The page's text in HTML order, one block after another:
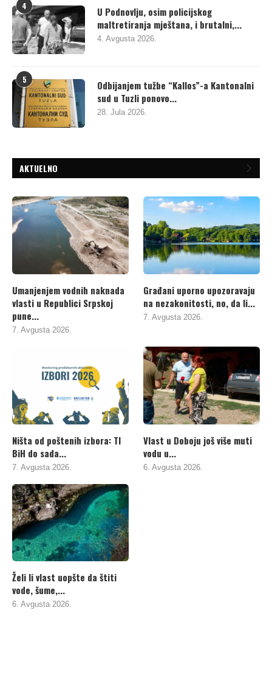
4
U Podnovlju, osim policijskog
maltretiranja mještana, i brutalni,...
4. Avgusta 2026.
5
Odbijanjem tužbe “Kallos”-a Kantonalni
sud u Tuzli ponovo...
28. Jula 2026.
AKTUELNO
Umanjenjem vodnih naknada
vlasti u Republici Srpskoj
pune...
7. Avgusta 2026.
Građani uporno upozoravaju
na nezakonitosti, no, da li...
7. Avgusta 2026.
Ništa od poštenih izbora: TI
BiH do sada...
7. Avgusta 2026.
Vlast u Doboju još više muti
vodu u...
6. Avgusta 2026.
Želi li vlast uopšte da štiti
vode, šume,...
6. Avgusta 2026.